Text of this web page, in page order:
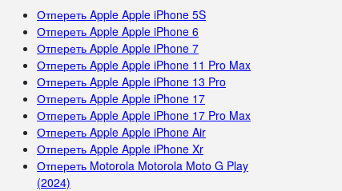
Отпереть Apple Apple iPhone 5S
Отпереть Apple Apple iPhone 6
Отпереть Apple Apple iPhone 7
Отпереть Apple Apple iPhone 11 Pro Max
Отпереть Apple Apple iPhone 13 Pro
Отпереть Apple Apple iPhone 17
Отпереть Apple Apple iPhone 17 Pro Max
Отпереть Apple Apple iPhone Air
Отпереть Apple Apple iPhone Xr
Отпереть Motorola Motorola Moto G Play
(2024)